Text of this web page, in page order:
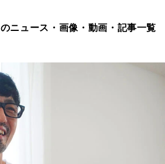
のニュース・画像・動画・記事一覧